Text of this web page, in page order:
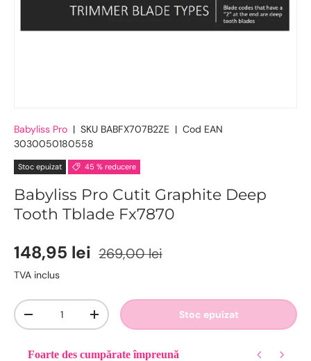
Babyliss Pro | SKU BABFX707B2ZE | Cod EAN
3030050180558
Stoc epuizat 45 % reducere
Babyliss Pro Cutit Graphite Deep
Tooth Tblade Fx7870
148,95 lei 269,00 lei
TVA inclus
Cantitate
-
+ Stoc epuizat
Foarte des cumpărate împreună